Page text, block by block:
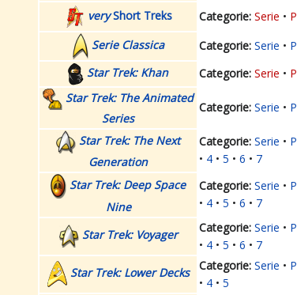
veryShort Treks Serie
Serie Classica
Serie
Star Trek: Khan
Serie
Star Trek: The Animated
Series
Serie
Star Trek: The Next
Generation
Serie
4
5 6
7
Star Trek: Deep Space
Nine
Serie
4
5 6 7
Star Trek: Voyager Serie
4
5 6
7
Star Trek: Lower Decks
Serie
4
5